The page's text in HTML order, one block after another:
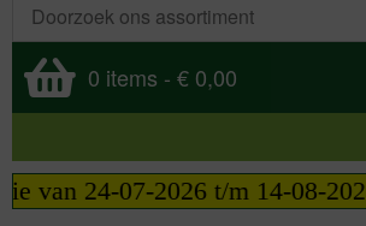
0 items - € 0,00
24-07-2026 t/m 14-08-